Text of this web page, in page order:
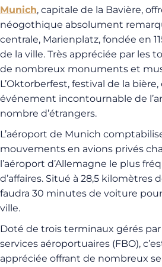
Munich, capitale de la Bavière,
néogothique absolument
centrale, Marienplatz, fondée en
de la ville. Très appréciée par les
de nombreux monuments et
L’Oktorberfest, festival de la
événement incontournable de
nombre d’étrangers.
L’aéroport de Munich
mouvements en avions privés
l’aéroport d’Allemagne le plus
d’affaires. Situé à 28,5 kilomètres
faudra 30 minutes de voiture
ville.
Doté de trois terminaux gérés
services aéroportuaires (FBO),
appréciée offrant de nombreux